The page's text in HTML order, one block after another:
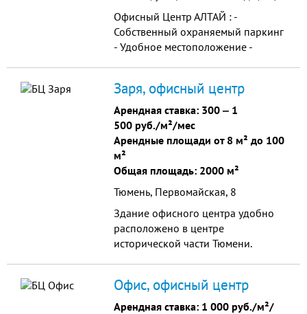
Офисный Центр АЛТАЙ : -
Собственный охраняемый паркинг
- Удобное местоположение -
М2 ЦЕНЫ ОТ 248 РУБ/М2 Офисный
центр «АЛТАЙ» состоит из 3
корпусов, которые находятся на
одной охраняемой территории.
Каждому корпусу присвоен
собственный адр...
Заря, офисный центр
Арендная ставка: 300 ‒ 1
500 руб./м²/мес
Арендные площади от 8 м² до 100
м²
Общая площадь: 2000 м²
Тюмень, Первомайская, 8
Здание офисного центра удобно
расположено в центре
исторической части Тюмени.
любой части города. Во дворе -
охраняемая парковка.
Офис, офисный центр
Арендная ставка: 1 000 руб./м²/